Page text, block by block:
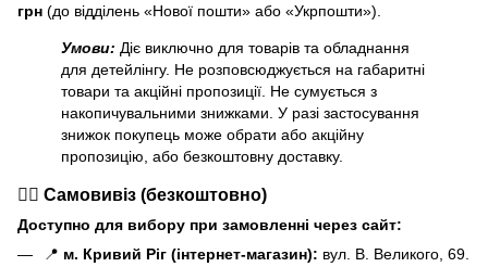
грн (до відділень «Нової пошти» або «Укрпошти»).
Умови: Діє виключно для товарів та обладнання
для детейлінгу. Не розповсюджується на габаритні
товари та акційні пропозиції. Не сумується з
накопичувальними знижками. У разі застосування
знижок покупець може обрати або акційну
пропозицію, або безкоштовну доставку.
🏃‍♂️ Самовивіз (безкоштовно)
Доступно для вибору при замовленні через сайт:
📍 м. Кривий Ріг (інтернет-магазин): вул. В. Великого, 69.